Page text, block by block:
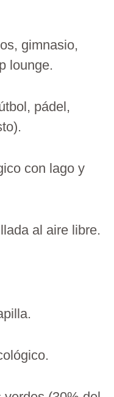
gimnasio,
lounge.
pádel,
con lago y
al aire libre.